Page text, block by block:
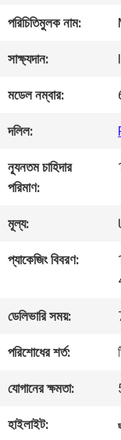
আমাদের
সম্পর্কে
কারখানা
ভ্রমণ
মান
নিয়ন্ত্রণ
আমাদের
সাথে
যোগাযোগ
করুন
পরিচিতিমুলক নাম:
সাক্ষ্যদান:
মডেল নম্বার:
দলিল:
ন্যূনতম চাহিদার
পরিমাণ:
মূল্য:
প্যাকেজিং বিবরণ:
ডেলিভারি সময়:
পরিশোধের শর্ত:
যোগানের ক্ষমতা:
হাইলাইট: